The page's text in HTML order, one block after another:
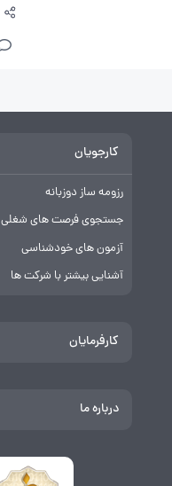
کارجویان
رزومه ساز دوزبانه
جستجوی فرصت های شغلی
آزمون های خودشناسی
آشنایی بیشتر با شرکت ها
کارفرمایان
درباره ما